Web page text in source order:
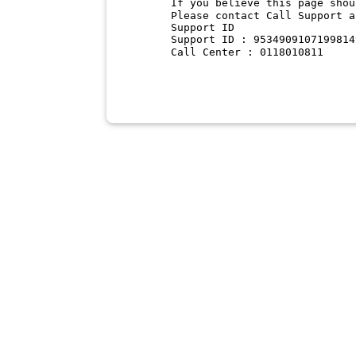
If you believe this page
Please contact Call Support
Support ID
Support ID :
Call Center : 0118010811